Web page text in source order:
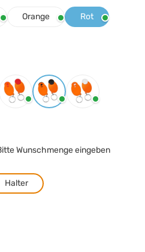
Orange
Rot
Rot SchwarzWeiss
Wunschmenge eingeben
Halter